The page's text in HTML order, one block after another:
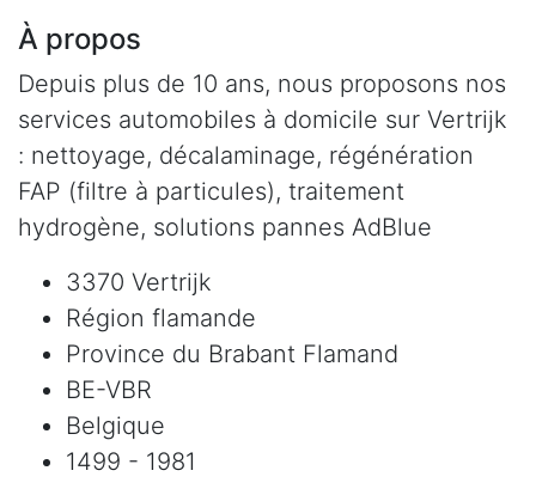
À propos
Depuis plus de 10 ans, nous proposons nos
services automobiles à domicile sur Vertrijk
: nettoyage, décalaminage, régénération
FAP (filtre à particules), traitement
hydrogène, solutions pannes AdBlue
3370 Vertrijk
Région flamande
Province du Brabant Flamand
BE-VBR
Belgique
1499 - 1981